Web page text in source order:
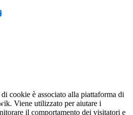
cookie è associato alla piattaforma di
Viene utilizzato per aiutare i
il comportamento dei visitatori e